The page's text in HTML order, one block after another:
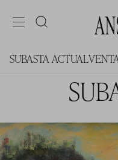
SUBASTA ACTUAL